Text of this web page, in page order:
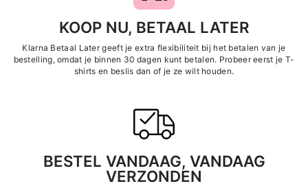
KOOP NU, BETAAL LATER
Klarna Betaal Later geeft je extra flexibiliteit bij het betalen van je
bestelling, omdat je binnen 30 dagen kunt betalen. Probeer eerst je T-
shirts en beslis dan of je ze wilt houden.
BESTEL VANDAAG, VANDAAG
VERZONDEN